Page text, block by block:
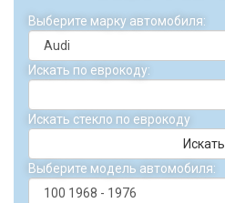
Выберите марку автомобиля:
Искать по еврокоду:
Искать стекло по еврокоду
Искать
Выберите модель автомобиля: